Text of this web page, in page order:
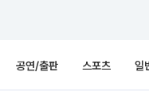
공연/출판 스포츠 일